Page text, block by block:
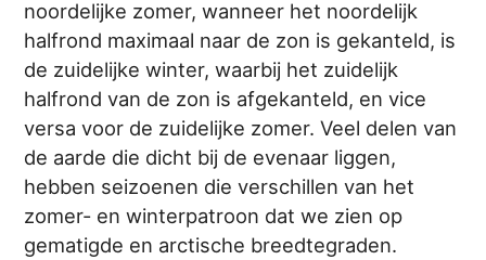
noordelijke zomer, wanneer het noordelijk
halfrond maximaal naar de zon is gekanteld, is
de zuidelijke winter, waarbij het zuidelijk
halfrond van de zon is afgekanteld, en vice
versa voor de zuidelijke zomer. Veel delen van
de aarde die dicht bij de evenaar liggen,
hebben seizoenen die verschillen van het
zomer- en winterpatroon dat we zien op
gematigde en arctische breedtegraden.